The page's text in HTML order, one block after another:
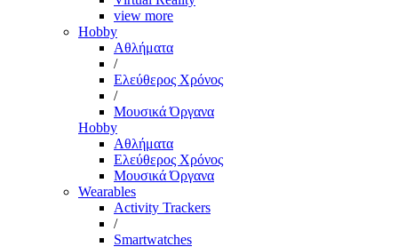
view more
Hobby
Αθλήματα
/
Ελεύθερος Χρόνος
/
Μουσικά Όργανα
Hobby
Αθλήματα
Ελεύθερος Χρόνος
Μουσικά Όργανα
Wearables
Activity Trackers
/
Smartwatches